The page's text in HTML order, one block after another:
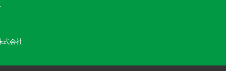
式会社